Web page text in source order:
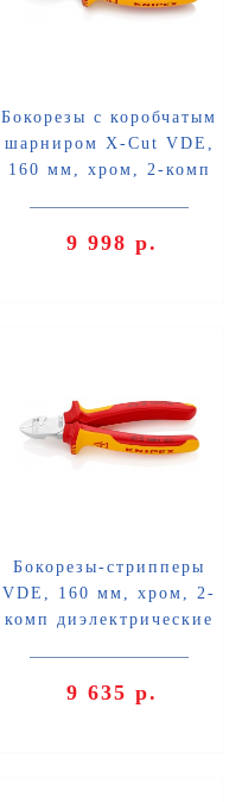
Бокорезы с коробчатым
шарниром X-Cut VDE,
160 мм, хром, 2-комп
7306160SB
9 998 р.
Бокорезы-стрипперы
VDE, 160 мм, хром, 2-
комп диэлектрические
9 635 р.